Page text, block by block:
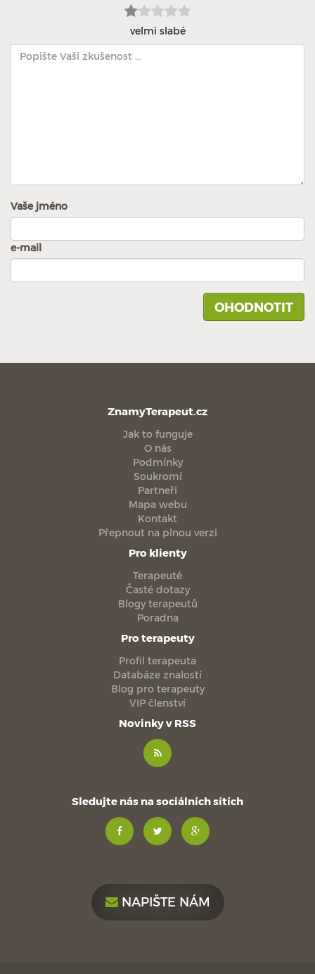
velmi slabé
Vaše jméno
e-mail
ZnamyTerapeut.cz
Jak to funguje
O nás
Podmínky
Soukromí
Partneři
Mapa webu
Kontakt
Přepnout na plnou verzi
Pro klienty
Terapeuté
Časté dotazy
Blogy terapeutů
Poradna
Pro terapeuty
Profil terapeuta
Databáze znalostí
Blog pro terapeuty
VIP členství
Novinky v RSS
Sledujte nás na sociálních sítích
NAPIŠTE NÁM